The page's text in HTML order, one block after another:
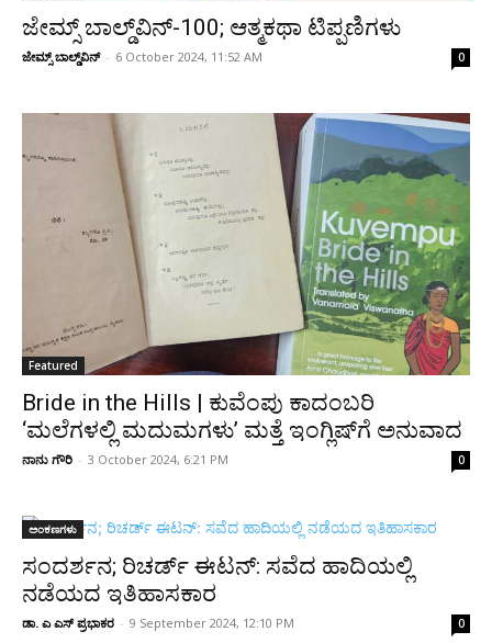
ಜೇಮ್ಸ್ ಬಾಲ್ಡ್‌ವಿನ್-100; ಆತ್ಮಕಥಾ ಟಿಪ್ಪಣಿಗಳು
ಜೇಮ್ಸ್ ಬಾಲ್ಡ್‌ವಿನ್ - 6 October 2024, 11:52 AM 0
Featured
Bride in the Hills | ಕುವೆಂಪು ಕಾದಂಬರಿ
‘ಮಲೆಗಳಲ್ಲಿ ಮದುಮಗಳು’ ಮತ್ತೆ ಇಂಗ್ಲಿಷ್‌ಗೆ ಅನುವಾದ
ನಾನು ಗೌರಿ - 3 October 2024, 6:21 PM 0
ಅಂಕಣಗಳು
ಸಂದರ್ಶನ; ರಿಚರ್ಡ್ ಈಟನ್: ಸವೆದ ಹಾದಿಯಲ್ಲಿ
ನಡೆಯದ ಇತಿಹಾಸಕಾರ
ಡಾ. ಎ ಎಸ್ ಪ್ರಭಾಕರ - 9 September 2024, 12:10 PM 0